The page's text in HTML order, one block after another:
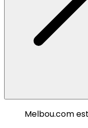
Melbou.com